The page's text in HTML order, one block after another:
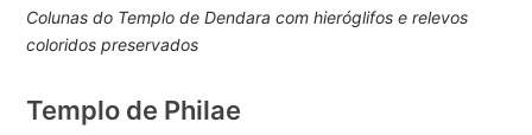
Colunas do Templo de Dendara com hieróglifos e relevos
coloridos preservados
Templo de Philae